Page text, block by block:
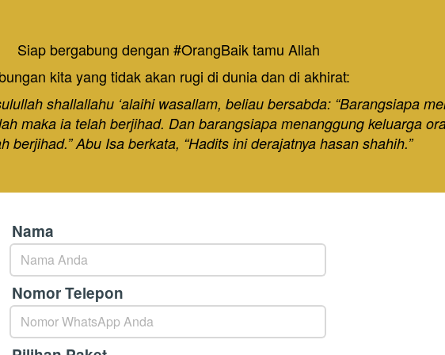
Siap bergabung dengan #OrangBaik tamu Allah
kita yang tidak akan rugi di dunia dan di akhirat:
shallallahu ‘alaihi wasallam, beliau bersabda: “Barangsiapa
maka ia telah berjihad. Dan barangsiapa menanggung keluarga
berjihad.” Abu Isa berkata, “Hadits ini derajatnya hasan shahih.”
Nama
Nomor Telepon